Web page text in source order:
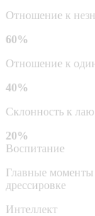
Отношение к
60%
Отношение к
40%
Склонность к лаю
20%
Воспитание
Главные моменты
дрессировке
Интеллект